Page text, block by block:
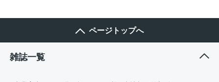
ページトップへ
雑誌一覧